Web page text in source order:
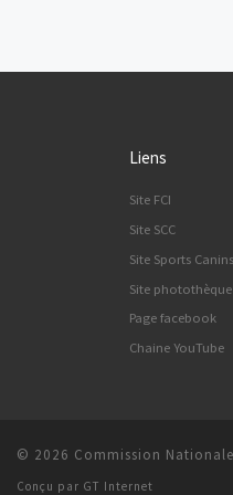
Liens
Site FCI
Site SCC
Site Sports Canins
Site photothèque
Page facebook
Chaine YouTube
© 2026 Commission
Conçu par GT Internet